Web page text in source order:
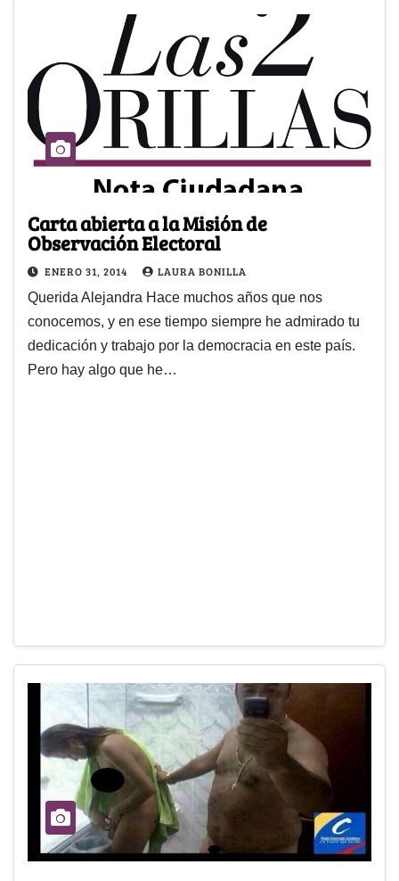
Carta abierta a la Misión de
Observación Electoral
ENERO 31, 2014 LAURA BONILLA
Querida Alejandra Hace muchos años que nos
conocemos, y en ese tiempo siempre he admirado tu
dedicación y trabajo por la democracia en este país.
Pero hay algo que he…